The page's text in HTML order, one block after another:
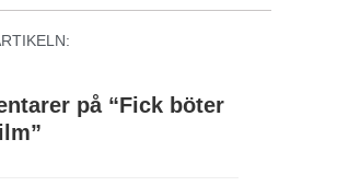
på “Fick böter
”